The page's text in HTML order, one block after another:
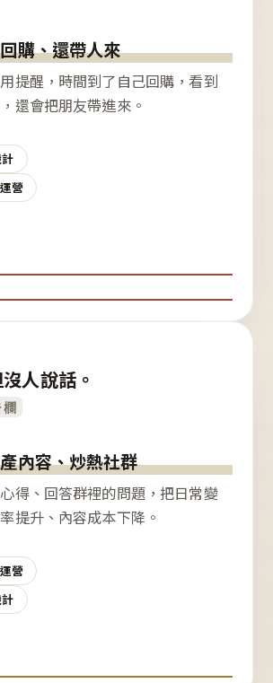
購、還帶人來
提醒，時間到了自己回購，看到
還會把朋友帶進來。
營
人說話。
內容、炒熱社群
得、回答群裡的問題，把日常變
提升、內容成本下降。
營